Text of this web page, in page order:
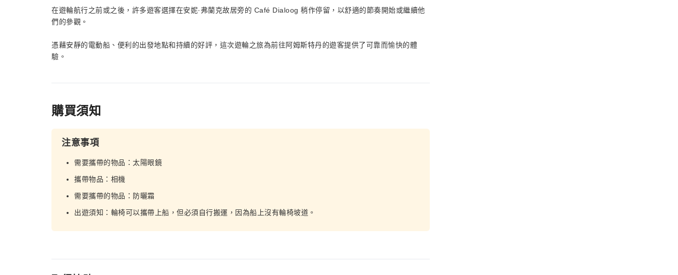
在遊輪航行之前或之後，許多遊客選擇在安妮·弗蘭克故居旁的 Café Dialoog 稍作停留，以舒適的節奏開始或繼續他
們的參觀。
憑藉安靜的電動船、便利的出發地點和持續的好評，這次遊輪之旅為前往阿姆斯特丹的遊客提供了可靠而愉快的體
驗。
購買須知
注意事項
需要攜帶的物品：太陽眼鏡
攜帶物品：相機
需要攜帶的物品：防曬霜
出遊須知：輪椅可以攜帶上船，但必須自行搬運，因為船上沒有輪椅坡道。